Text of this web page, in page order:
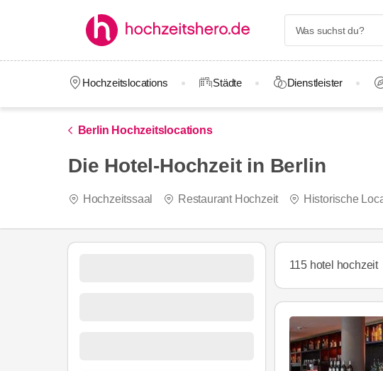
Hochzeitslocations Städte Dienstleister
Berlin Hochzeitslocations
Die Hotel-Hochzeit in Berlin
Hochzeitssaal Restaurant Hochzeit Historische
115 hotel hochzeit